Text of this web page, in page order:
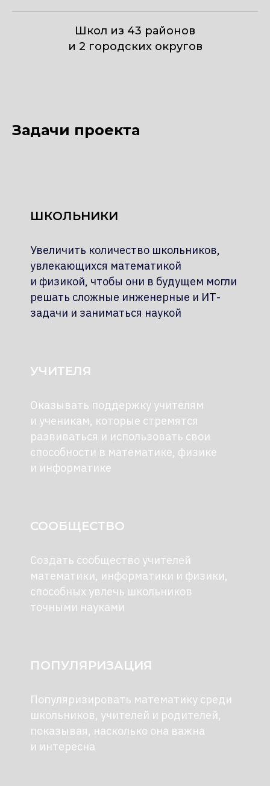
Школ из 43 районов
и 2 городских округов
Задачи проекта
ШКОЛЬНИКИ
Увеличить количество школьников,
увлекающихся математикой
и физикой, чтобы они в будущем могли
решать сложные инженерные и ИТ-
задачи и заниматься наукой
УЧИТЕЛЯ
Оказывать поддержку учителям
и ученикам, которые стремятся
развиваться и использовать свои
способности в математике, физике
и информатике
СООБЩЕСТВО
Создать сообщество учителей
математики, информатики и физики,
способных увлечь школьников
точными науками
ПОПУЛЯРИЗАЦИЯ
Популяризировать математику среди
школьников, учителей и родителей,
показывая, насколько она важна
и интересна